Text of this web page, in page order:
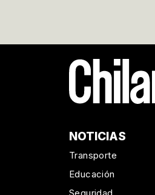
NOTICIAS
Transporte
Educación